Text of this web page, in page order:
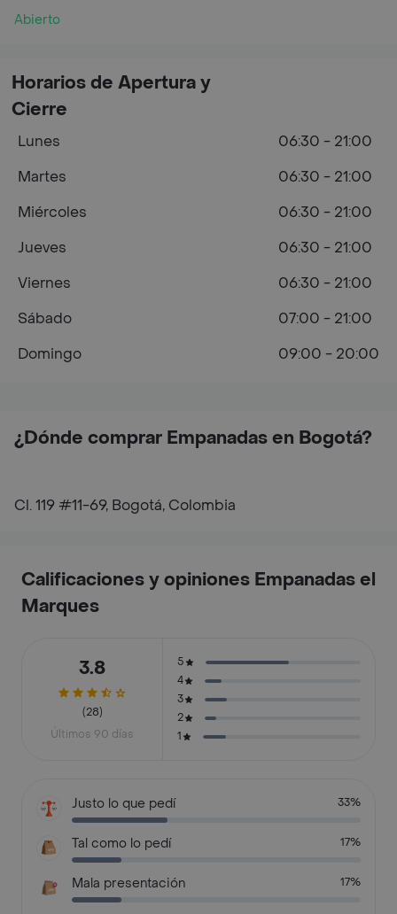
Abierto
¿Dónde comprar Empanadas en Bogotá?
Cl. 119 #11-69, Bogotá, Colombia
Horarios de Apertura y
Cierre
Lunes
06:30 - 21:00
Martes
06:30 - 21:00
Miércoles
06:30 - 21:00
Jueves
06:30 - 21:00
Viernes
06:30 - 21:00
Sábado
07:00 - 21:00
Domingo
09:00 - 20:00
Calificaciones y opiniones Empanadas el
Marques
3.8
(28)
Últimos 90 días
5
4
3
2
1
Justo lo que pedí 33%
Tal como lo pedí 17%
Mala presentación 17%